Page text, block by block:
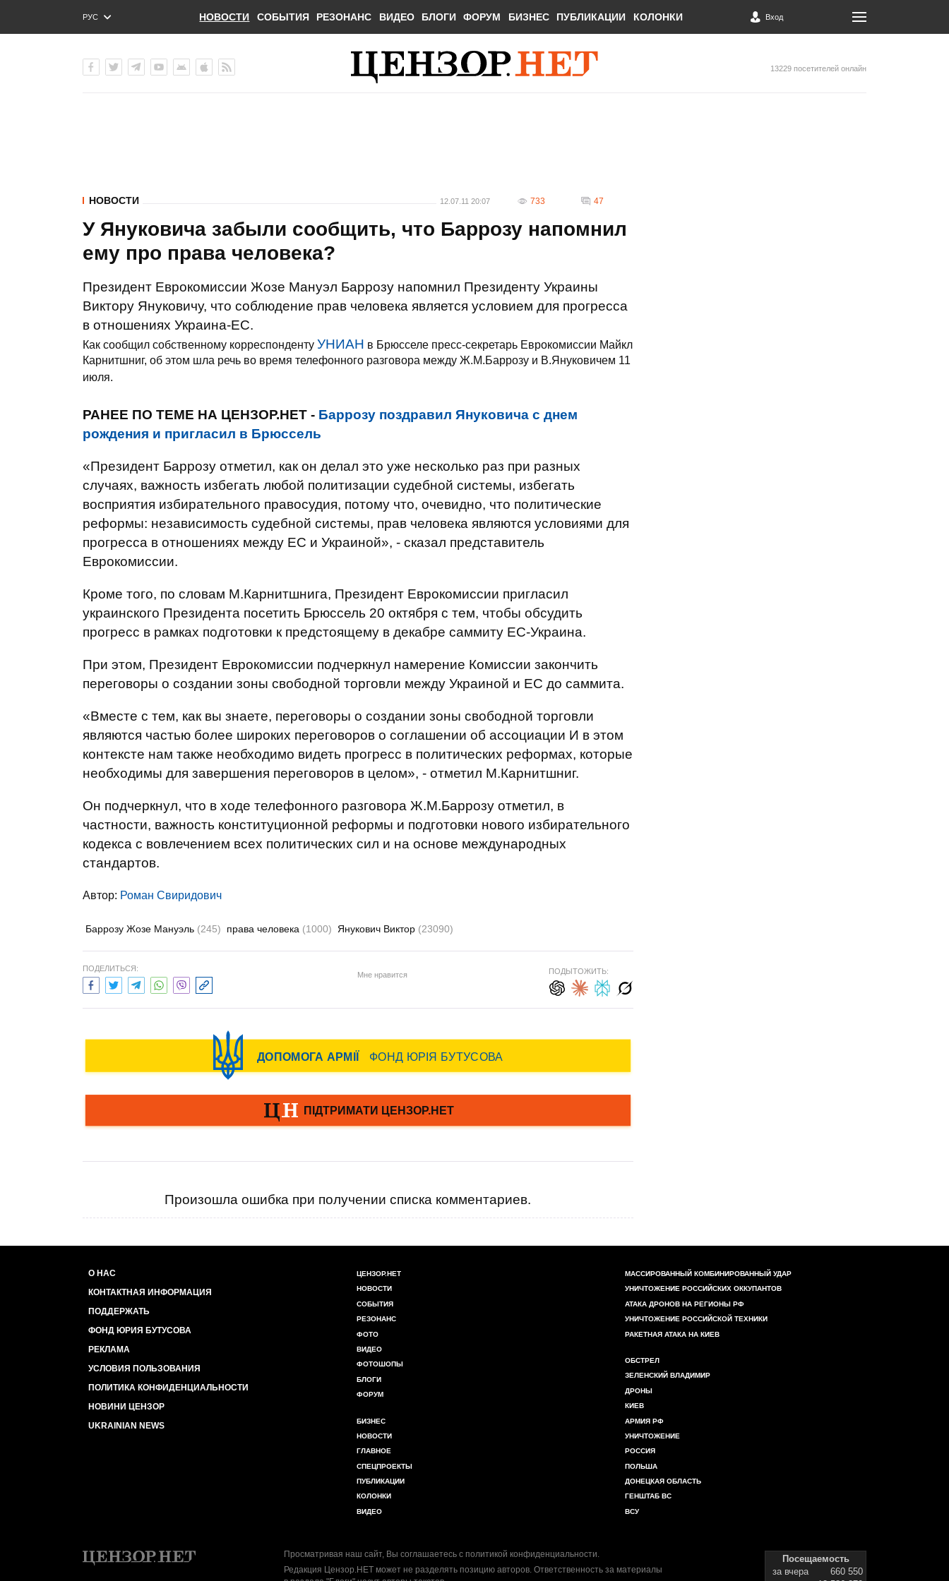
РУС
ENG
НОВОСТИ СОБЫТИЯ РЕЗОНАНС ВИДЕО БЛОГИ ФОРУМ БИЗНЕС ПУБЛИКАЦИИ КОЛОНКИ Вход
13229 посетителей онлайн
НОВОСТИ 12.07.11 20:07 733 47
У Януковича забыли сообщить, что Баррозу напомнил
ему про права человека?
Президент Еврокомиссии Жозе Мануэл Баррозу напомнил Президенту Украины
Виктору Януковичу, что соблюдение прав человека является условием для прогресса
в отношениях Украина-ЕС.
Как сообщил собственному корреспонденту УНИАН в Брюсселе пресс-секретарь Еврокомиссии Майкл
Карнитшниг, об этом шла речь во время телефонного разговора между Ж.М.Баррозу и В.Януковичем 11
июля.
РАНЕЕ ПО ТЕМЕ НА ЦЕНЗОР.НЕТ - Баррозу поздравил Януковича с днем
рождения и пригласил в Брюссель
«Президент Баррозу отметил, как он делал это уже несколько раз при разных
случаях, важность избегать любой политизации судебной системы, избегать
восприятия избирательного правосудия, потому что, очевидно, что политические
реформы: независимость судебной системы, прав человека являются условиями для
прогресса в отношениях между ЕС и Украиной», - сказал представитель
Еврокомиссии.
Кроме того, по словам М.Карнитшнига, Президент Еврокомиссии пригласил
украинского Президента посетить Брюссель 20 октября с тем, чтобы обсудить
прогресс в рамках подготовки к предстоящему в декабре саммиту ЕС-Украина.
При этом, Президент Еврокомиссии подчеркнул намерение Комиссии закончить
переговоры о создании зоны свободной торговли между Украиной и ЕС до саммита.
«Вместе с тем, как вы знаете, переговоры о создании зоны свободной торговли
являются частью более широких переговоров о соглашении об ассоциации И в этом
контексте нам также необходимо видеть прогресс в политических реформах, которые
необходимы для завершения переговоров в целом», - отметил М.Карнитшниг.
Он подчеркнул, что в ходе телефонного разговора Ж.М.Баррозу отметил, в
частности, важность конституционной реформы и подготовки нового избирательного
кодекса с вовлечением всех политических сил и на основе международных
стандартов.
Автор: Роман Свиридович
Баррозу Жозе Мануэль (245) права человека (1000) Янукович Виктор (23090)
ПОДЕЛИТЬСЯ:
Мне нравится ПОДЫТОЖИТЬ:
Произошла ошибка при получении списка комментариев.
О НАС
КОНТАКТНАЯ ИНФОРМАЦИЯ
ПОДДЕРЖАТЬ
ФОНД ЮРИЯ БУТУСОВА
РЕКЛАМА
УСЛОВИЯ ПОЛЬЗОВАНИЯ
ПОЛИТИКА КОНФИДЕНЦИАЛЬНОСТИ
НОВИНИ ЦЕНЗОР
UKRAINIAN NEWS
ЦЕНЗОР.НЕТ
НОВОСТИ
СОБЫТИЯ
РЕЗОНАНС
ФОТО
ВИДЕО
ФОТОШОПЫ
БЛОГИ
ФОРУМ
БИЗНЕС
НОВОСТИ
ГЛАВНОЕ
СПЕЦПРОЕКТЫ
ПУБЛИКАЦИИ
КОЛОНКИ
ВИДЕО
МАССИРОВАННЫЙ КОМБИНИРОВАННЫЙ УДАР
УНИЧТОЖЕНИЕ РОССИЙСКИХ ОККУПАНТОВ
АТАКА ДРОНОВ НА РЕГИОНЫ РФ
УНИЧТОЖЕНИЕ РОССИЙСКОЙ ТЕХНИКИ
РАКЕТНАЯ АТАКА НА КИЕВ
ОБСТРЕЛ
ЗЕЛЕНСКИЙ ВЛАДИМИР
ДРОНЫ
КИЕВ
АРМИЯ РФ
УНИЧТОЖЕНИЕ
РОССИЯ
ПОЛЬША
ДОНЕЦКАЯ ОБЛАСТЬ
ГЕНШТАБ ВС
ВСУ
Просматривая наш сайт, Вы соглашаетесь с политикой конфиденциальности.
Редакция Цензор.НЕТ может не разделять позицию авторов. Ответственность за материалы
Посещаемость
за вчера
660 550